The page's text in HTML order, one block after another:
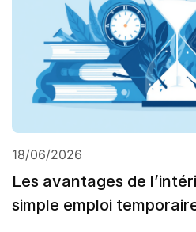
18/06/2026
Les avantages de
simple emploi